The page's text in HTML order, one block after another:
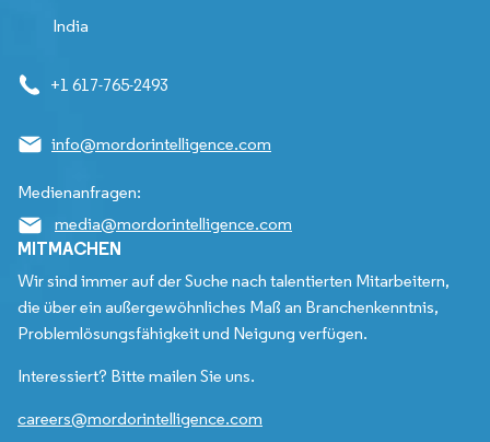
India
+1 617-765-2493
info@mordorintelligence.com
Medienanfragen:
media@mordorintelligence.com
MITMACHEN
Wir sind immer auf der Suche nach talentierten Mitarbeitern,
die über ein außergewöhnliches Maß an Branchenkenntnis,
Problemlösungsfähigkeit und Neigung verfügen.
Interessiert? Bitte mailen Sie uns.
careers@mordorintelligence.com